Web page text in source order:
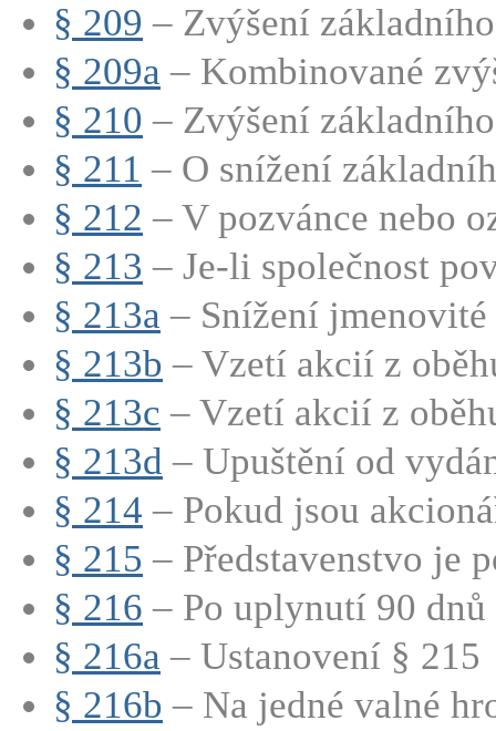
§ 209 – Zvýšení
§ 209a – Kombinované
§ 210 – Zvýšení
§ 211 – O snížení
§ 212 – V pozvánce nebo
§ 213 – Je-li společnost
§ 213a – Snížení
§ 213b – Vzetí akcií z
§ 213c – Vzetí akcií z
§ 213d – Upuštění od
§ 214 – Pokud jsou
§ 215 – Představenstvo je
§ 216 – Po uplynutí 90
§ 216a – Ustanovení § 215
§ 216b – Na jedné valné